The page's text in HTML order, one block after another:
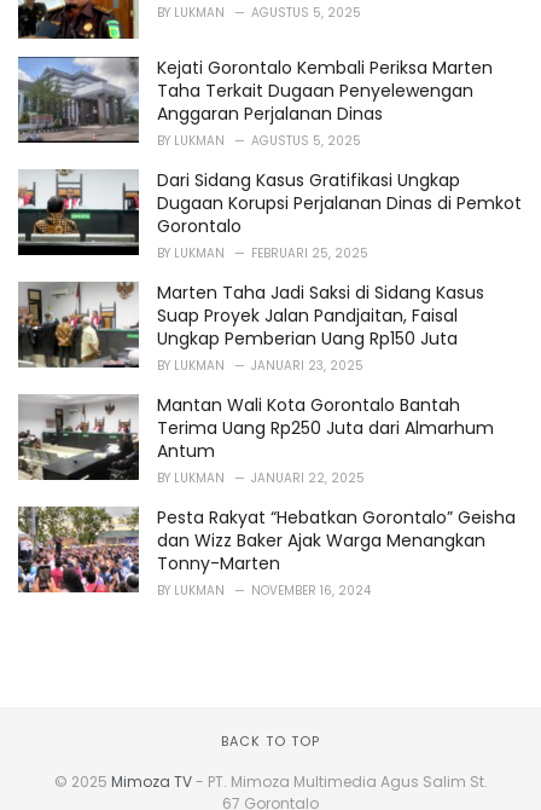
BY LUKMAN AGUSTUS 5, 2025
Kejati Gorontalo Kembali Periksa Marten
Taha Terkait Dugaan Penyelewengan
Anggaran Perjalanan Dinas
BY LUKMAN AGUSTUS 5, 2025
Dari Sidang Kasus Gratifikasi Ungkap
Dugaan Korupsi Perjalanan Dinas di Pemkot
Gorontalo
BY LUKMAN FEBRUARI 25, 2025
Marten Taha Jadi Saksi di Sidang Kasus
Suap Proyek Jalan Pandjaitan, Faisal
Ungkap Pemberian Uang Rp150 Juta
BY LUKMAN JANUARI 23, 2025
Mantan Wali Kota Gorontalo Bantah
Terima Uang Rp250 Juta dari Almarhum
Antum
BY LUKMAN JANUARI 22, 2025
Pesta Rakyat “Hebatkan Gorontalo” Geisha
dan Wizz Baker Ajak Warga Menangkan
Tonny-Marten
BY LUKMAN NOVEMBER 16, 2024
BACK TO TOP
© 2025 Mimoza TV- PT. Mimoza Multimedia Agus Salim St.
67 Gorontalo